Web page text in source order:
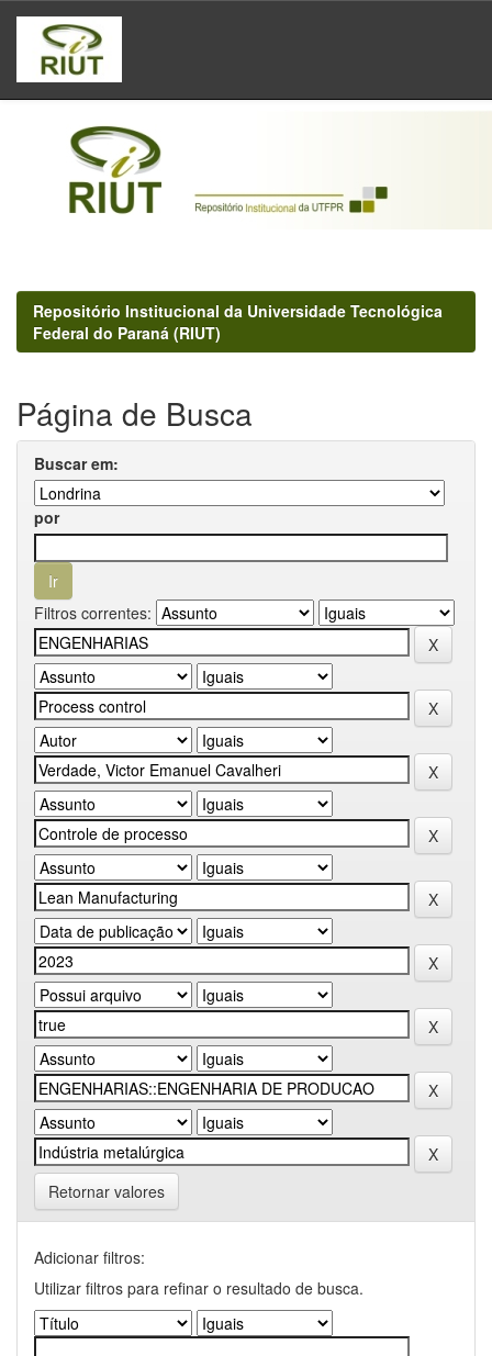
Skip
navigation
Repositório Institucional da Universidade Tecnológica
Federal do Paraná (RIUT)
Página de Busca
Buscar em:
por
Filtros correntes:
Retornar valores
Adicionar filtros:
Utilizar filtros para refinar o resultado de busca.